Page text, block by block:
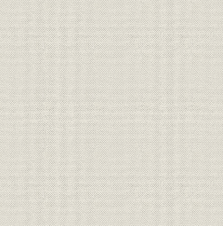
需給
小麦粉綜合需給表(日清製粉調査
室調査)
昭和10-14
~昭和29年
需給 小麦粉用途別の変遷
大正13年
(1935年)
貿易;生産 小麦輸出国の繰越、生産高推移
昭和18年
(1954年)
貿易
国際小麦協定輸出国別割当及び
実績
第一年度~
財務・業績 特別損失計算表 [昭和21年
資産;海外事業 在外資産の喪失と処理 [昭和21年